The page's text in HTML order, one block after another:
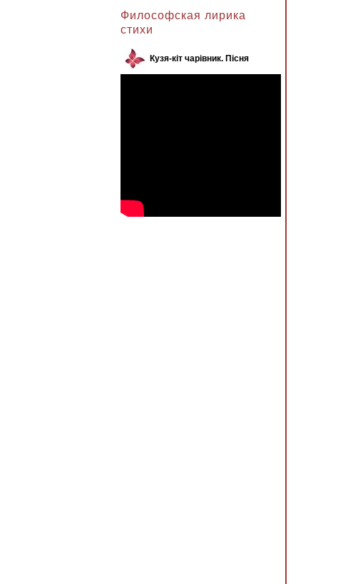
Философская лирика
стихи
Кузя-кіт чарівник. Пісня